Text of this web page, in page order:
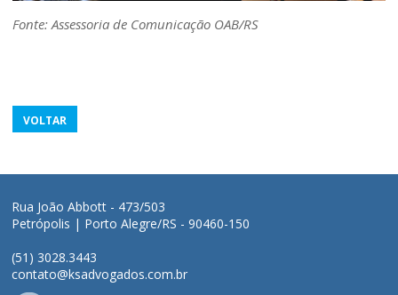
Fonte: Assessoria de Comunicação OAB/RS
VOLTAR
Rua João Abbott - 473/503
Petrópolis | Porto Alegre/RS - 90460-150
(51) 3028.3443
contato@ksadvogados.com.br